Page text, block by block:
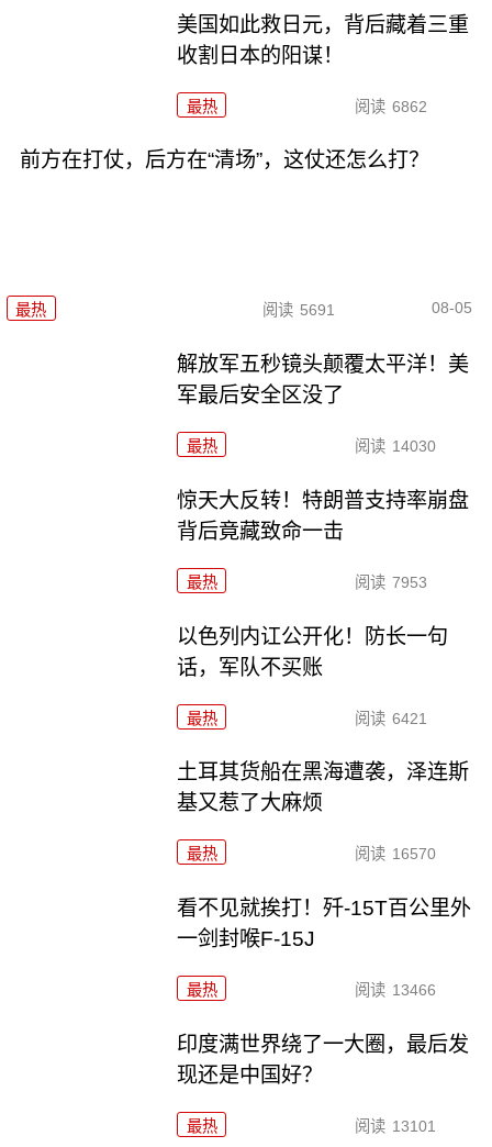
美国如此救日元，背后藏着三重
收割日本的阳谋！
最热 阅读 6862
前方在打仗，后方在“清场”，这仗还怎么打？
最热 阅读 5691 08-05
解放军五秒镜头颠覆太平洋！美
军最后安全区没了
最热 阅读 14030
惊天大反转！特朗普支持率崩盘
背后竟藏致命一击
最热 阅读 7953
以色列内讧公开化！防长一句
话，军队不买账
最热 阅读 6421
土耳其货船在黑海遭袭，泽连斯
基又惹了大麻烦
最热 阅读 16570
看不见就挨打！歼-15T百公里外
一剑封喉F-15J
最热 阅读 13466
印度满世界绕了一大圈，最后发
现还是中国好？
最热 阅读 13101